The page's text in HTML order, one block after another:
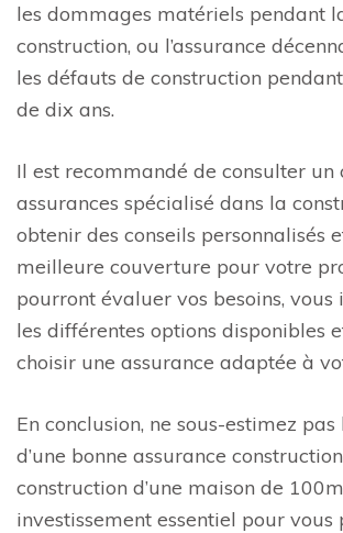
les dommages matériels pendant
construction, ou l’assurance
les défauts de construction
de dix ans.
Il est recommandé de consulter un
assurances spécialisé dans la
obtenir des conseils personnalisés
meilleure couverture pour votre
pourront évaluer vos besoins,
les différentes options disponibles
choisir une assurance adaptée à
En conclusion, ne sous-estimez pas
d’une bonne assurance
construction d’une maison de
investissement essentiel pour vous